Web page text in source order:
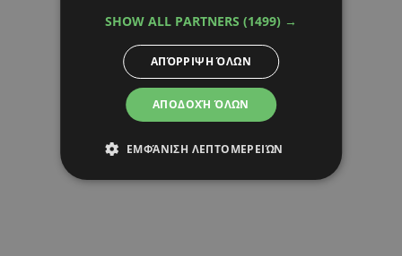
SHOW ALL PARTNERS (1499) →
ΑΠΟΔΟΧΉ ΌΛΩΝ
ΑΠΌΡΡΙΨΗ ΌΛΩΝ
ΕΜΦΆΝΙΣΗ ΛΕΠΤΟΜΕΡΕΙΏΝ